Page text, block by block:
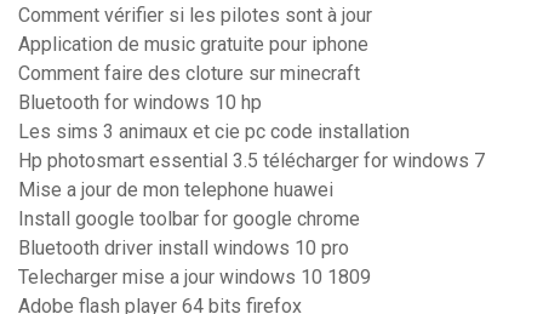
Comment vérifier si les pilotes sont à jour
Application de music gratuite pour iphone
Comment faire des cloture sur minecraft
Bluetooth for windows 10 hp
Les sims 3 animaux et cie pc code installation
Hp photosmart essential 3.5 télécharger for windows 7
Mise a jour de mon telephone huawei
Install google toolbar for google chrome
Bluetooth driver install windows 10 pro
Telecharger mise a jour windows 10 1809
Adobe flash player 64 bits firefox